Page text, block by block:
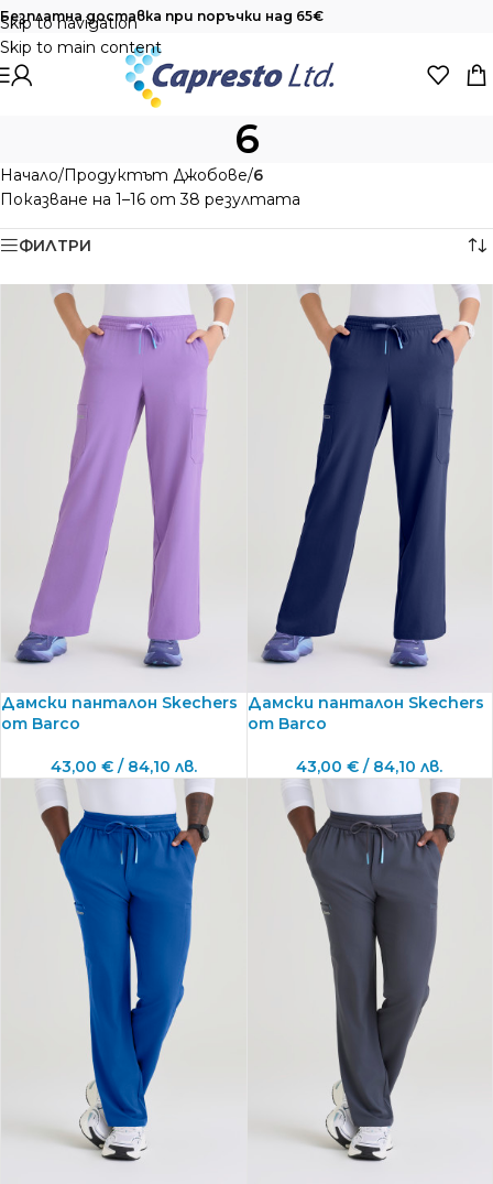
Skip to navigation
Skip to main content
Безплатна доставка при поръчки над 65€
6
Начало/Продуктът Джобове/6
Показване на 1–16 от 38 резултата
ФИЛТРИ
Дамски панталон Skechers
от Barco
43,00 €/ 84,10 лв.
Дамски панталон Skechers
от Barco
43,00€ / 84,10 лв.